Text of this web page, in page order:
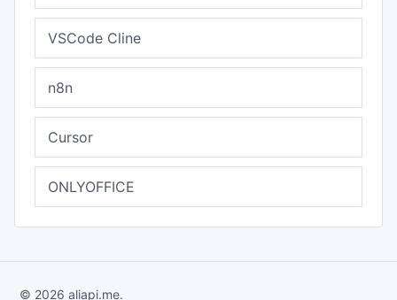
VSCode Cline
n8n
Cursor
ONLYOFFICE
© 2026 aliapi.me.